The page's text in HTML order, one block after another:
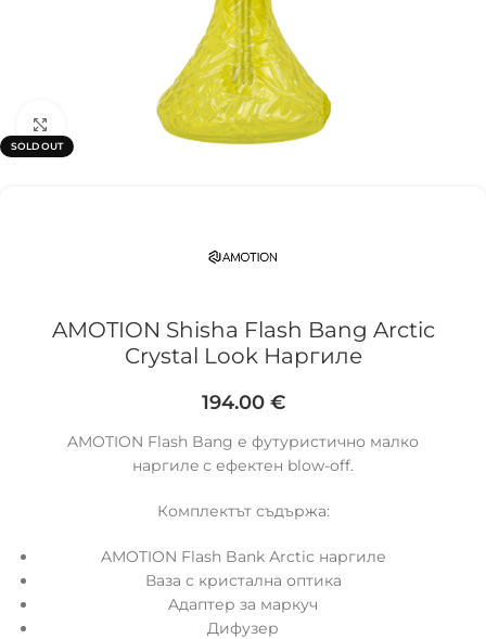
SOLD OUT
Click to enlarge
AMOTION Shisha Flash Bang Arctic
Crystal Look Наргиле
194.00 €
AMOTION Flash Bang е футуристично малко
наргилe с ефектен blow-off.
Комплектът съдържа:
AMOTION Flash Bank Аrctic наргиле
Ваза с кристална оптика
Aдаптер за маркуч
Дифузер